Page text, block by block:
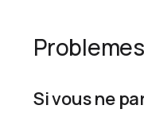
Si vous ne